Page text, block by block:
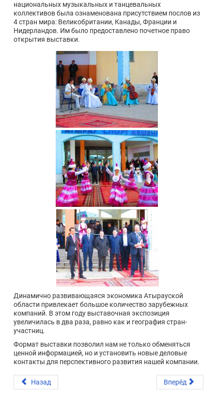
национальных музыкальных и танцевальных
коллективов была ознаменована присутствием послов из
4 стран мира: Великобритании, Канады, Франции и
Нидерландов. Им было предоставлено почетное право
открытия выставки.
Динамично развивающаяся экономика Атырауской
области привлекает большое количество зарубежных
компаний. В этом году выставочная экспозиция
увеличилась в два раза, равно как и география стран-
участниц.
Формат выставки позволил нам не только обменяться
ценной информацией, но и установить новые деловые
контакты для перспективного развития нашей компании.
Назад Вперёд